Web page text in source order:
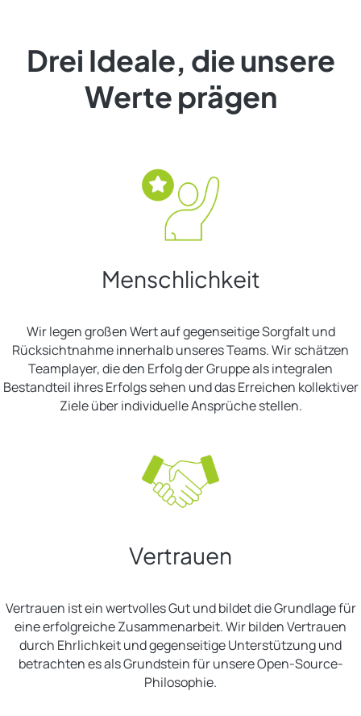
Drei Ideale, die unsere
Werte prägen
Menschlichkeit
Wir legen großen Wert auf gegenseitige Sorgfalt und
Rücksichtnahme innerhalb unseres Teams. Wir schätzen
Teamplayer, die den Erfolg der Gruppe als integralen
Bestandteil ihres Erfolgs sehen und das Erreichen kollektiver
Ziele über individuelle Ansprüche stellen.
Vertrauen
Vertrauen ist ein wertvolles Gut und bildet die Grundlage für
eine erfolgreiche Zusammenarbeit. Wir bilden Vertrauen
durch Ehrlichkeit und gegenseitige Unterstützung und
betrachten es als Grundstein für unsere Open-Source-
Philosophie.